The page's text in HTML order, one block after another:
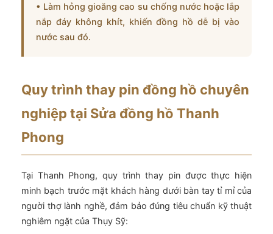
• Làm hỏng gioăng cao su chống nước hoặc lắp
nắp đáy không khít, khiến đồng hồ dễ bị vào
nước sau đó.
Quy trình thay pin đồng hồ chuyên
nghiệp tại Sửa đồng hồ Thanh
Phong
Tại Thanh Phong, quy trình thay pin được thực hiện
minh bạch trước mặt khách hàng dưới bàn tay tỉ mỉ của
người thợ lành nghề, đảm bảo đúng tiêu chuẩn kỹ thuật
nghiêm ngặt của Thụy Sỹ: